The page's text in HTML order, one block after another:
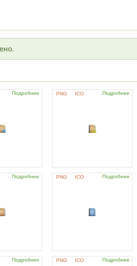
Подробнее PNG ICO Подробнее
Подробнее PNG ICO Подробнее
Подробнее PNG ICO Подробнее